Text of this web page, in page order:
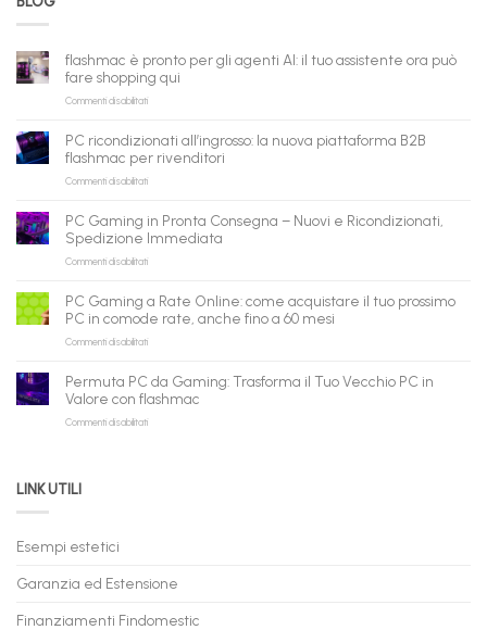
flashmac è pronto per gli agenti AI: il tuo assistente ora può
fare shopping qui
Commenti disabilitatisu
pronto
per
gli
AI:
il
tuo
assistente
può
fare
shopping
qui
PC ricondizionati all’ingrosso: la nuova piattaforma B2B
flashmac per rivenditori
Commenti disabilitatisu
ricondizionati
all’ingrosso:
la
nuova
B2B
flashmac
per
rivenditori
PC Gaming in Pronta Consegna – Nuovi e Ricondizionati,
Spedizione Immediata
Commenti disabilitatisu
Gaming
in
Pronta
Consegna
Nuovi
Ricondizionati,
Spedizione
PC Gaming a Rate Online: come acquistare il tuo prossimo
PC in comode rate, anche fino a 60 mesi
Commenti disabilitatisu
Gaming
a
Rate
Online:
anche
a
Permuta PC da Gaming: Trasforma il Tuo Vecchio PC in
Valore con flashmac
Commenti disabilitatisu
in
con
LINK UTILI
Esempi estetici
Garanzia ed Estensione
Finanziamenti Findomestic